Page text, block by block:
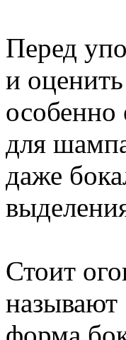
Перед
и
для
даже
Стоит